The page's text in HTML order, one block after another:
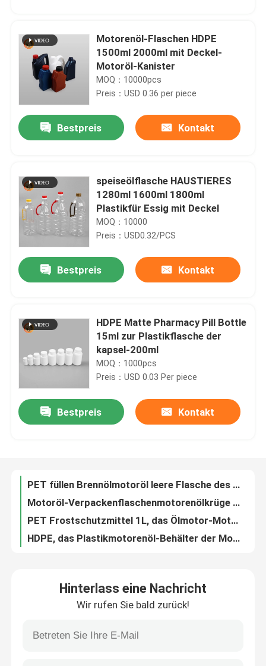
Startseite
Produkte
Videos
Fabrik Tour
Qualitätskontrolle
Motorenöl-Flaschen HDPE
1500ml 2000ml mit Deckel-
Motoröl-Kanister
MOQ：10000pcs
Preis：USD 0.36 per piece
Bestpreis Kontakt
speiseölflasche HAUSTIERES
1280ml 1600ml 1800ml
Plastikfür Essig mit Deckel
MOQ：10000
Preis：USD0.32/PCS
Bestpreis Kontakt
HDPE Matte Pharmacy Pill Bottle
15ml zur Plastikflasche der
kapsel-200ml
MOQ：1000pcs
Preis：USD 0.03 Per piece
Bestpreis Kontakt
PET füllen Brennölmotoröl leere Flasche des Schmiermittel-1000ml ab
Soem-HDPE 1 Liter-Plastikschmiermittel-Flaschen-einfrierende Bremsöl-Antiflasche
PET 500ml verdickte Motoröl-Flaschen-Frostschutzmittel-Schmiermittel-Plastikflasche
Motoröl-Flaschen-Überwurfmutter-Plastiktreibstoff-Flasche PET 1000ml 2000ml
Motoröl-Schmieröl-Flaschen-Plastiktreibstoff-Flasche 1L 2L
Hinterlass eine Nachricht
Wir rufen Sie bald zurück!